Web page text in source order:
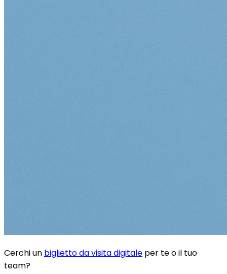
Cerchi un biglietto da visita digitale per te o il tuo
team?